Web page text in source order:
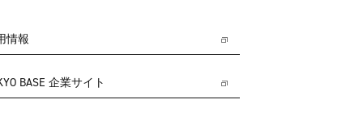
情報
BASE 企業サイト